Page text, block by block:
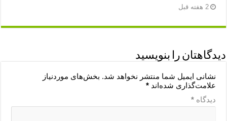
2 هفته قبل
دیدگاهتان را بنویسید
نشانی ایمیل شما منتشر نخواهد شد. بخش‌های موردنیاز
علامت‌گذاری شده‌اند*
دیدگاه*